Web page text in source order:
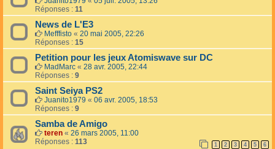
Réponses : 11
News de L'E3
Mefffisto « 20 mai 2005, 22:26
Réponses : 15
Petition pour les jeux Atomiswave sur DC
MadMarc « 28 avr. 2005, 22:44
Réponses : 9
Saint Seiya PS2
Juanito1979 « 06 avr. 2005, 18:53
Réponses : 9
Samba de Amigo
teren « 26 mars 2005, 11:00
Réponses : 113 1 2 3 4 5 6